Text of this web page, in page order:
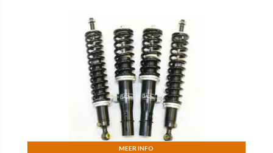
MEER INFO